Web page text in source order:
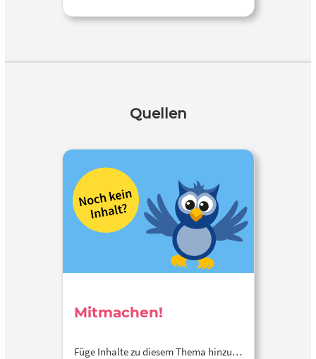
Quellen
Mitmachen!
Füge Inhalte zu diesem Thema hinzu…